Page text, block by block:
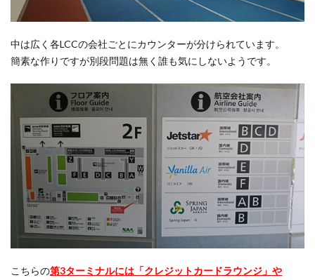
中は広く各LCCの会社ごとにカウンターが分けられています。
簡素な作りですが別段問題は無く誰も気にしないようです。
こちらの第3ターミナルには「クレジットカードラウンジ」や